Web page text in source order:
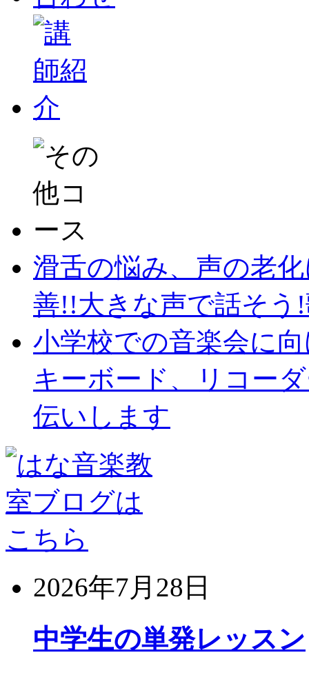
滑舌の悩み、声の老
善!!大きな声で話そう
小学校での音楽会に
キーボード、リコー
伝いします
2026年7月28日
中学生の単発レッスン